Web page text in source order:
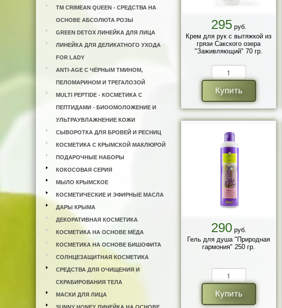
ТМ CRIMEAN QUEEN - СРЕДСТВА НА
ОСНОВЕ АБСОЛЮТА РОЗЫ
GREEN DETOX ЛИНЕЙКА ДЛЯ ЛИЦА
ЛИНЕЙКА ДЛЯ ДЕЛИКАТНОГО УХОДА
FOR LADY
ANTI-AGE С ЧЁРНЫМ ТМИНОМ,
ПЕЛОМАРИНОМ И ТРЕГАЛОЗОЙ
MULTI PEPTIDE - КОСМЕТИКА С
ПЕПТИДАМИ - БИООМОЛОЖЕНИЕ И
УЛЬТРАУВЛАЖНЕНИЕ КОЖИ
СЫВОРОТКА ДЛЯ БРОВЕЙ И РЕСНИЦ
КОСМЕТИКА С КРЫМСКОЙ МАКЛЮРОЙ
ПОДАРОЧНЫЕ НАБОРЫ
КОКОСОВАЯ СЕРИЯ
МЫЛО КРЫМСКОЕ
КОСМЕТИЧЕСКИЕ И ЭФИРНЫЕ МАСЛА
ДАРЫ КРЫМА
ДЕКОРАТИВНАЯ КОСМЕТИКА
КОСМЕТИКА НА ОСНОВЕ МЁДА
КОСМЕТИКА НА ОСНОВЕ БИШОФИТА
СОЛНЦЕЗАЩИТНАЯ КОСМЕТИКА
СРЕДСТВА ДЛЯ ОЧИЩЕНИЯ И
СКРАБИРОВАНИЯ ТЕЛА
МАСКИ ДЛЯ ЛИЦА
295руб.
Крем для рук с вытяжкой из
грязи Сакского озера
"Заживляющий" 70 гр.
Купить
290руб.
Гель для душа "Природная
гармония" 250 гр.
Купить